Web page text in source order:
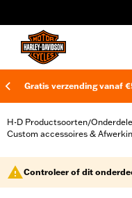
Gratis verzending vanaf
H-D Productsoorten/
Custom accessoires &
Controleer of dit